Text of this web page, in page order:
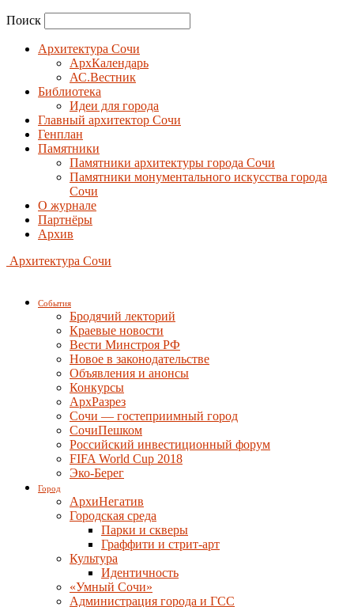
Поиск
Архитектура Сочи
АрхКалендарь
АС.Вестник
Библиотека
Идеи для города
Главный архитектор Сочи
Генплан
Памятники
Памятники архитектуры города Сочи
Памятники монументального искусства города
Сочи
О журнале
Партнёры
Архив
Архитектура Сочи
События
Бродячий лекторий
Краевые новости
Вести Минстроя РФ
Новое в законодательстве
Объявления и анонсы
Конкурсы
АрхРазрез
Сочи — гостеприимный город
СочиПешком
Российский инвестиционный форум
FIFA World Cup 2018
Эко-Берег
Город
АрхиНегатив
Городская среда
Парки и скверы
Граффити и стрит-арт
Культура
Идентичность
«Умный Сочи»
Администрация города и ГСС